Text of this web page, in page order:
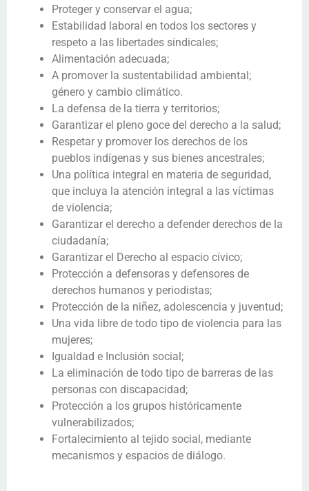
Proteger y conservar el agua;
Estabilidad laboral en todos los sectores y
respeto a las libertades sindicales;
Alimentación adecuada;
A promover la sustentabilidad ambiental;
género y cambio climático.
La defensa de la tierra y territorios;
Garantizar el pleno goce del derecho a la salud;
Respetar y promover los derechos de los
pueblos indígenas y sus bienes ancestrales;
Una política integral en materia de seguridad,
que incluya la atención integral a las víctimas
de violencia;
Garantizar el derecho a defender derechos de la
ciudadanía;
Garantizar el Derecho al espacio cívico;
Protección a defensoras y defensores de
derechos humanos y periodistas;
Protección de la niñez, adolescencia y juventud;
Una vida libre de todo tipo de violencia para las
mujeres;
Igualdad e Inclusión social;
La eliminación de todo tipo de barreras de las
personas con discapacidad;
Protección a los grupos históricamente
vulnerabilizados;
Fortalecimiento al tejido social, mediante
mecanismos y espacios de diálogo.